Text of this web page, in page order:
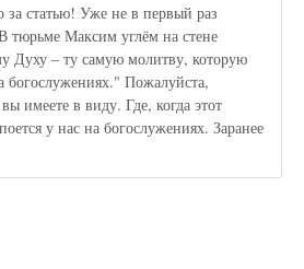
статью! Уже не в первый раз
тюрьме Максим углём на стене
Духу – ту самую молитву, которую
Пожалуйста,
имеете в виду. Где, когда этот
у нас на богослужениях. Заранее